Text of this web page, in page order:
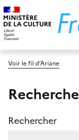
Voir le fil d’Ariane
Recherche
Rechercher